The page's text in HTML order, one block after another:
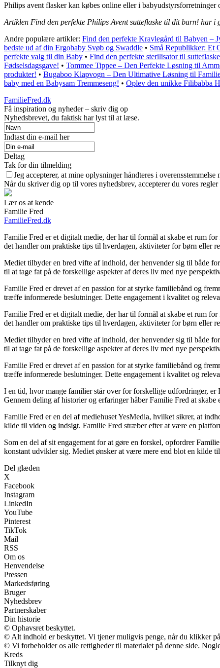
Philips avent flasker kan købes online eller i babyudstyrsforretninger
Artiklen Find den perfekte Philips Avent sutteflaske til dit barn! har i
Andre populære artikler: Find den perfekte Kravlegård til Babyen –
bedste ud af din Ergobaby Svøb og Swaddle • Små Republikker: Et
perfekte valg til din Baby • Find den perfekte sterilisator til
Fødselsdagsgave! • Tommee Tippee – Den Perfekte Løsning til
produkter! • Bugaboo Klapvogn – Den Ultimative Løsning til
baby med en Babysam Tremmeseng! • Oplev den unikke Filibabba
FamilieFred.dk
Få inspiration og nyheder – skriv dig op
Nyhedsbrevet, du faktisk har lyst til at læse.
Indtast din e-mail her
Deltag
Tak for din tilmelding
Jeg accepterer, at mine oplysninger håndteres i
Når du skriver dig op til vores nyhedsbrev, accepterer du vores
Lær os at kende
Familie Fred
FamilieFred.dk
Familie Fred er et digitalt medie, der har til formål at skabe et rum
det handler om praktiske tips til hverdagen, aktiviteter for børn eller
Mediet tilbyder en bred vifte af indhold, der henvender sig til både
til at tage fat på de forskellige aspekter af deres liv med nye
Familie Fred er drevet af en passion for at styrke familiebånd og
træffe informerede beslutninger. Dette engagement i kvalitet og
Familie Fred er et digitalt medie, der har til formål at skabe et rum
det handler om praktiske tips til hverdagen, aktiviteter for børn eller
Mediet tilbyder en bred vifte af indhold, der henvender sig til både
til at tage fat på de forskellige aspekter af deres liv med nye
Familie Fred er drevet af en passion for at styrke familiebånd og
træffe informerede beslutninger. Dette engagement i kvalitet og
I en tid, hvor mange familier står over for forskellige udfordringer,
Gennem deling af historier og erfaringer håber Familie Fred at
Familie Fred er en del af mediehuset YesMedia, hvilket sikrer, at
kilde til viden og indsigt. Familie Fred stræber efter at være en
Som en del af sit engagement for at gøre en forskel, opfordrer
konstant udvikler sig. Mediet ønsker at være mere end blot en kilde
Del glæden
X
Facebook
Instagram
LinkedIn
YouTube
Pinterest
TikTok
Mail
RSS
Om os
Henvendelse
Pressen
Markedsføring
Bruger
Nyhedsbrev
Partnerskaber
Din historie
© Ophavsret beskyttet.
© Alt indhold er beskyttet. Vi tjener muligvis penge, når du klikker
© Vi forbeholder os alle rettigheder til materialet på denne side.
Kreds
Tilknyt dig